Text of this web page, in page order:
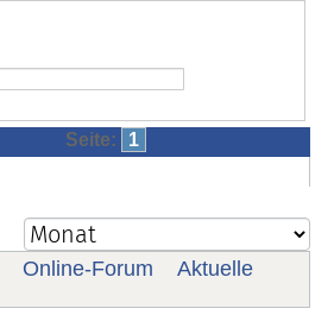
Seite: 1
Online-Forum
Aktuelle